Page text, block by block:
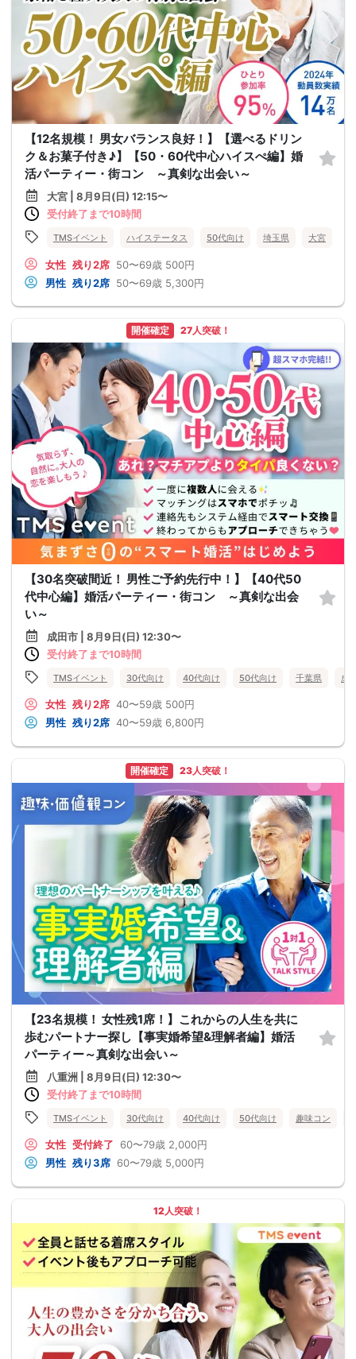
【12名規模！ 男女バランス良好！】【選べるドリン
ク＆お菓子付き♪】【50・60代中心ハイスぺ編】婚
活パーティー・街コン ～真剣な出会い～
大宮 | 8月9日(日) 12:15〜
受付終了まで10時間
TMSイベント ハイステータス 50代向け 埼玉県 大宮
女性 残り2席 50〜69歳 500円
男性 残り2席 50〜69歳 5,300円
開催確定 27人突破！
【30名突破間近！ 男性ご予約先行中！】【40代50
代中心編】婚活パーティー・街コン ～真剣な出会
い～
成田市 | 8月9日(日) 12:30〜
受付終了まで10時間
TMSイベント 30代向け 40代向け 50代向け 千葉県 成
女性 残り2席 40〜59歳 500円
男性 残り2席 40〜59歳 6,800円
開催確定 23人突破！
【23名規模！ 女性残1席！】これからの人生を共に
歩むパートナー探し【事実婚希望&理解者編】婚活
パーティー～真剣な出会い～
八重洲 | 8月9日(日) 12:30〜
受付終了まで10時間
TMSイベント 30代向け 40代向け 50代向け 趣味コン
女性 受付終了 60〜79歳 2,000円
男性 残り3席 60〜79歳 5,000円
12人突破！